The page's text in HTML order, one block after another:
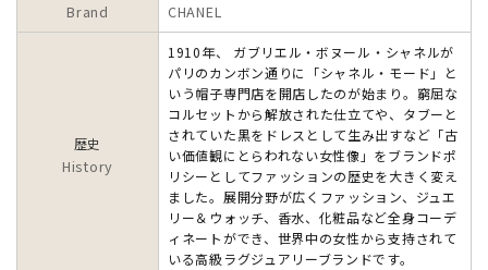
Brand CHANEL
歴史
History
1910年、 ガブリエル・ボヌール・シャネルが
パリのカンボン通りに「シャネル・モード」と
いう帽子専門店を開店したのが始まり。窮屈な
コルセットから解放された仕立てや、タブーと
されていた黒をドレスとして生み出すなど「古
い価値観にとらわれない女性像」をブランドポ
リシーとしてファッションの歴史を大きく変え
ました。展開分野が広くファッション、ジュエ
リー＆ウォッチ、香水、化粧品など全身コーデ
ィネートができ、世界中の女性から支持されて
いる高級ラグジュアリーブランドです。